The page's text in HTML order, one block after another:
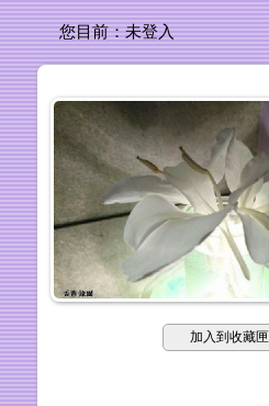
您目前：未登入
加入到收藏匣